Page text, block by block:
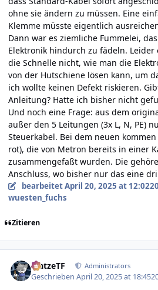
ohne sie ändern zu müssen. Eine
Klemme müsste eigentlich
Dann war es ziemliche Fummelei,
Elektronik hindurch zu fädeln.
die Schnelle nicht, wie man die
von der Hutschiene lösen kann, um
ich wollte keinen Defekt riskieren.
Anleitung? Hatte ich bisher nicht
Und noch eine Frage: aus dem
außer den 5 Leitungen (3x L, N, PE)
Steuerkabel. Bei dem neuen
rot), die von Metron bereits in einer
zusammengefaßt wurden. Die
Anschluss, wo bisher nur das eine
bearbeitetApril 20, 2025 at 12:02
wuesten_fuchs
Zitieren
MatzeTF Administrators
GeschriebenApril 20, 2025 at 18:45